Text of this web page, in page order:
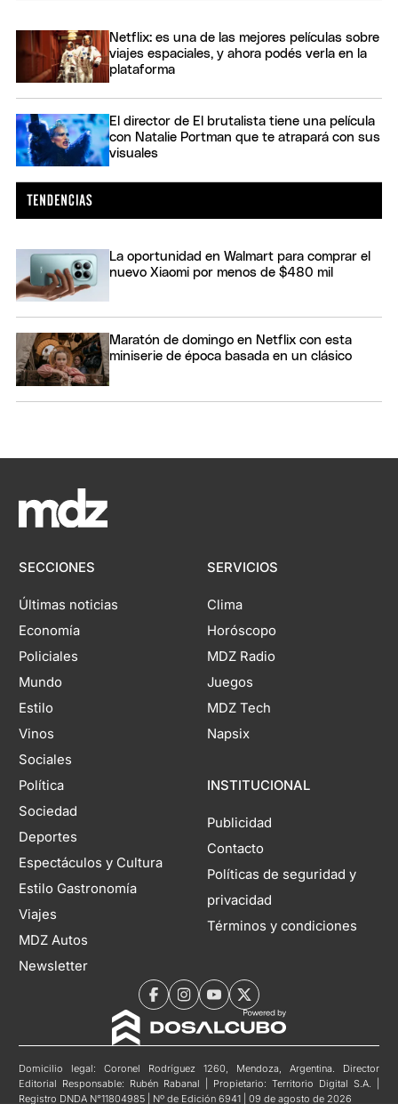
Netflix: es una de las mejores películas sobre
viajes espaciales, y ahora podés verla en la
plataforma
El director de El brutalista tiene una película
con Natalie Portman que te atrapará con sus
visuales
La oportunidad en Walmart para comprar el
nuevo Xiaomi por menos de $480 mil
Maratón de domingo en Netflix con esta
miniserie de época basada en un clásico
SECCIONES
Últimas noticias
Economía
Policiales
Mundo
Estilo
Vinos
Sociales
Política
Sociedad
Deportes
Espectáculos y Cultura
Estilo Gastronomía
Viajes
MDZ Autos
Newsletter
SERVICIOS
Clima
Horóscopo
MDZ Radio
Juegos
MDZ Tech
Napsix
INSTITUCIONAL
Publicidad
Contacto
Políticas de seguridad y
privacidad
Términos y condiciones
Domicilio legal: Coronel Rodríguez 1260, Mendoza, Argentina. Director
Editorial Responsable: Rubén Rabanal | Propietario: Territorio Digital S.A. |
Registro DNDA N°11804985 | Nº de Edición 6941 | 09 de agosto de 2026